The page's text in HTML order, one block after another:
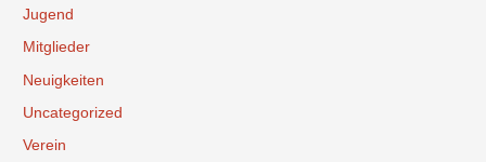
Jugend
Mitglieder
Neuigkeiten
Uncategorized
Verein